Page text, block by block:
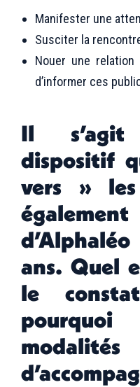
Manifester une
Susciter la
Nouer une
d’informer ces
Il
dispositif
vers » les
ans. Quel
le
pourquoi
modalités